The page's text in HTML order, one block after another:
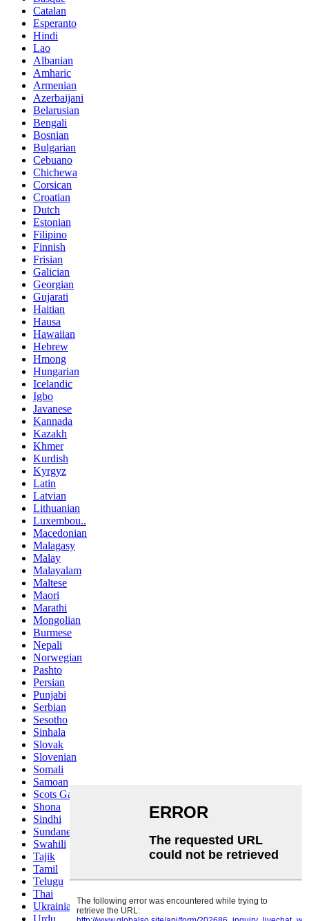
Catalan
Esperanto
Hindi
Lao
Albanian
Amharic
Armenian
Azerbaijani
Belarusian
Bengali
Bosnian
Bulgarian
Cebuano
Chichewa
Corsican
Croatian
Dutch
Estonian
Filipino
Finnish
Frisian
Galician
Georgian
Gujarati
Haitian
Hausa
Hawaiian
Hebrew
Hmong
Hungarian
Icelandic
Igbo
Javanese
Kannada
Kazakh
Khmer
Kurdish
Kyrgyz
Latin
Latvian
Lithuanian
Luxembou..
Macedonian
Malagasy
Malay
Malayalam
Maltese
Maori
Marathi
Mongolian
Burmese
Nepali
Norwegian
Pashto
Persian
Punjabi
Serbian
Sesotho
Sinhala
Slovak
Slovenian
Somali
Samoan
Scots Gaelic
Shona
Sindhi
Sundanese
Swahili
Tajik
Tamil
Telugu
Thai
Ukrainian